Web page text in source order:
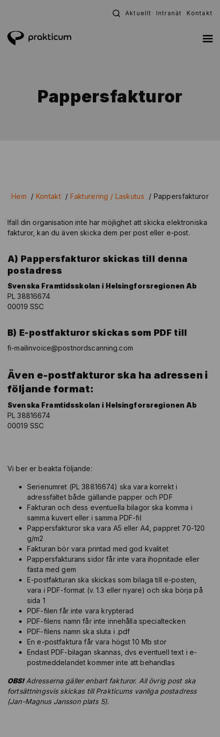
Aktuellt Intranät Kontakt
Pappersfakturor
Hem / Kontakt / Fakturering / Laskutus / Pappersfakturor
Ifall din organisation inte har möjlighet att skicka elektroniska
fakturor, kan du även skicka dem per post eller e-post.
A) Pappersfakturor skickas till denna
postadress
Svenska Framtidsskolan i Helsingforsregionen Ab
PL 38816674
00019 SSC
B) E-postfakturor skickas som PDF till
fi-mailinvoice@postnordscanning.com
Även e-postfakturor ska ha adressen i
följande format:
Svenska Framtidsskolan i Helsingforsregionen Ab
PL 38816674
00019 SSC
Vi ber er beakta följande:
Serienumret (PL 38816674) ska vara korrekt i
adressfältet både gällande papper och PDF
Fakturan och dess eventuella bilagor ska komma i
samma kuvert eller i samma PDF-fil
Pappersfakturor ska vara A5 eller A4, pappret 70-120
g/m2
Fakturan bör vara printad med god kvalitet
Pappersfakturans sidor får inte vara ihopnitade eller
fästa med gem
E-postfakturan ska skickas som bilaga till e-posten,
vara i PDF-format (v. 1.3 eller nyare) och ska börja på
sida 1
PDF-filen får inte vara krypterad
PDF-filens namn får inte innehålla specialtecken
PDF-filens namn ska sluta i .pdf
En e-postfaktura får vara högst 10 Mb stor
Endast PDF-bilagan skannas, dvs eventuell text i e-
postmeddelandet kommer inte att behandlas
OBS! Adresserna gäller enbart fakturor. All övrig post ska
fortsättningsvis skickas till Prakticums vanliga postadress
(Jan-Magnus Jansson plats 5).